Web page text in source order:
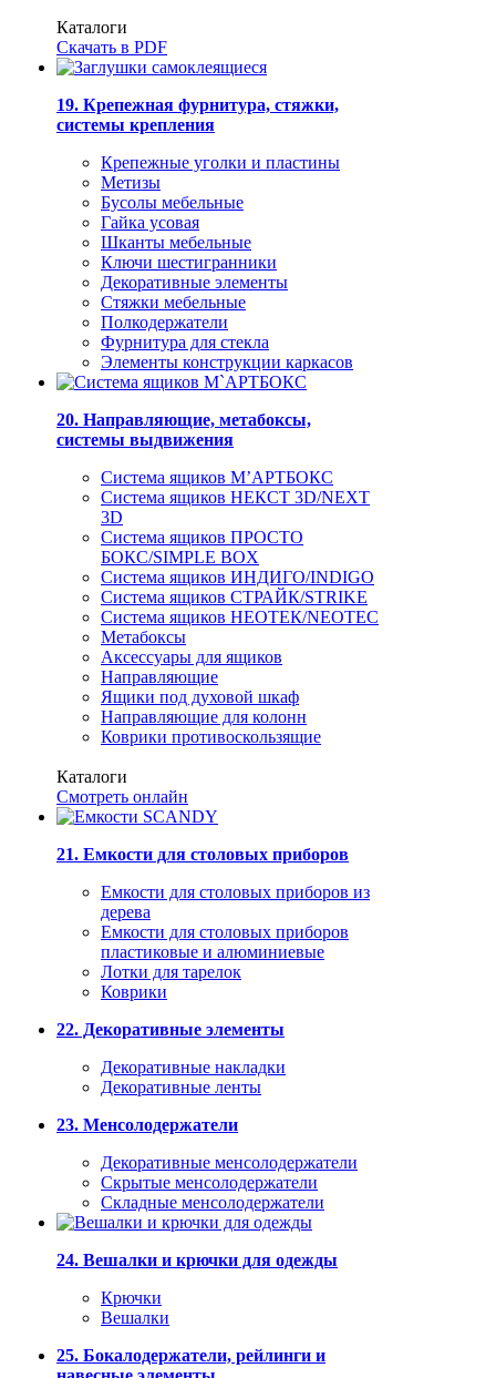
Каталоги
Скачать в PDF
19. Крепежная фурнитура, стяжки,
системы крепления
Крепежные уголки и пластины
Метизы
Бусолы мебельные
Гайка усовая
Шканты мебельные
Ключи шестигранники
Декоративные элементы
Стяжки мебельные
Полкодержатели
Фурнитура для стекла
Элементы конструкции каркасов
20. Направляющие, метабоксы,
системы выдвижения
Система ящиков М’АРТБОКС
Система ящиков НЕКСТ 3D/NEXT
3D
Система ящиков ПРОСТО
БОКС/SIMPLE BOX
Система ящиков ИНДИГО/INDIGO
Система ящиков СТРАЙК/STRIKE
Система ящиков НЕОТЕК/NEOTEC
Метабоксы
Аксессуары для ящиков
Направляющие
Ящики под духовой шкаф
Направляющие для колонн
Коврики противоскользящие
Каталоги
Смотреть онлайн
21. Емкости для столовых приборов
Емкости для столовых приборов из
дерева
Емкости для столовых приборов
пластиковые и алюминиевые
Лотки для тарелок
Коврики
22. Декоративные элементы
Декоративные накладки
Декоративные ленты
23. Менсолодержатели
Декоративные менсолодержатели
Скрытые менсолодержатели
Складные менсолодержатели
24. Вешалки и крючки для одежды
Крючки
Вешалки
25. Бокалодержатели, рейлинги и